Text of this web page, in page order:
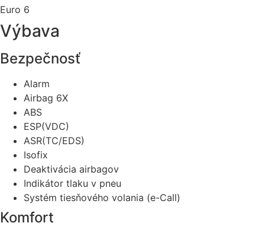
Euro 6
Výbava
Bezpečnosť
Alarm
Airbag 6X
ABS
ESP(VDC)
ASR(TC/EDS)
Isofix
Deaktivácia airbagov
Indikátor tlaku v pneu
Systém tiesňového volania (e-Call)
Komfort